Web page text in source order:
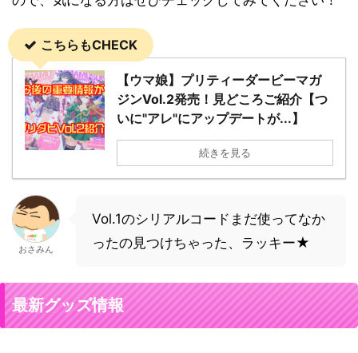
こちらもCHECK
【ウマ娘】プリティーダービーマガ
ジンVol.2発売！見どころご紹介【つ
いに"アレ"にアップデートが...】
続きを見る
おさみん
Vol.1のシリアルコードまだ使ってなか
ったの見つけちゃった、ラッキー★
最新グッズ情報